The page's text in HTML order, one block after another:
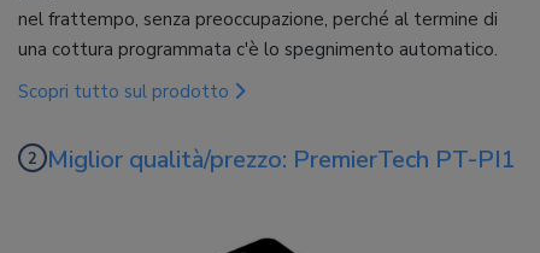
nel frattempo, senza preoccupazione, perché al termine di
una cottura programmata c'è lo spegnimento automatico.
Scopri tutto sul prodotto
Miglior qualità/prezzo: PremierTech PT-PI1